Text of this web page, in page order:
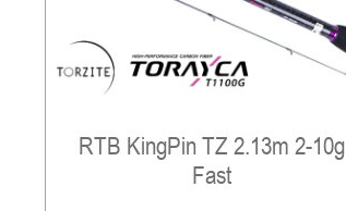
RTB KingPin TZ 2.13m 2-10g
Fast